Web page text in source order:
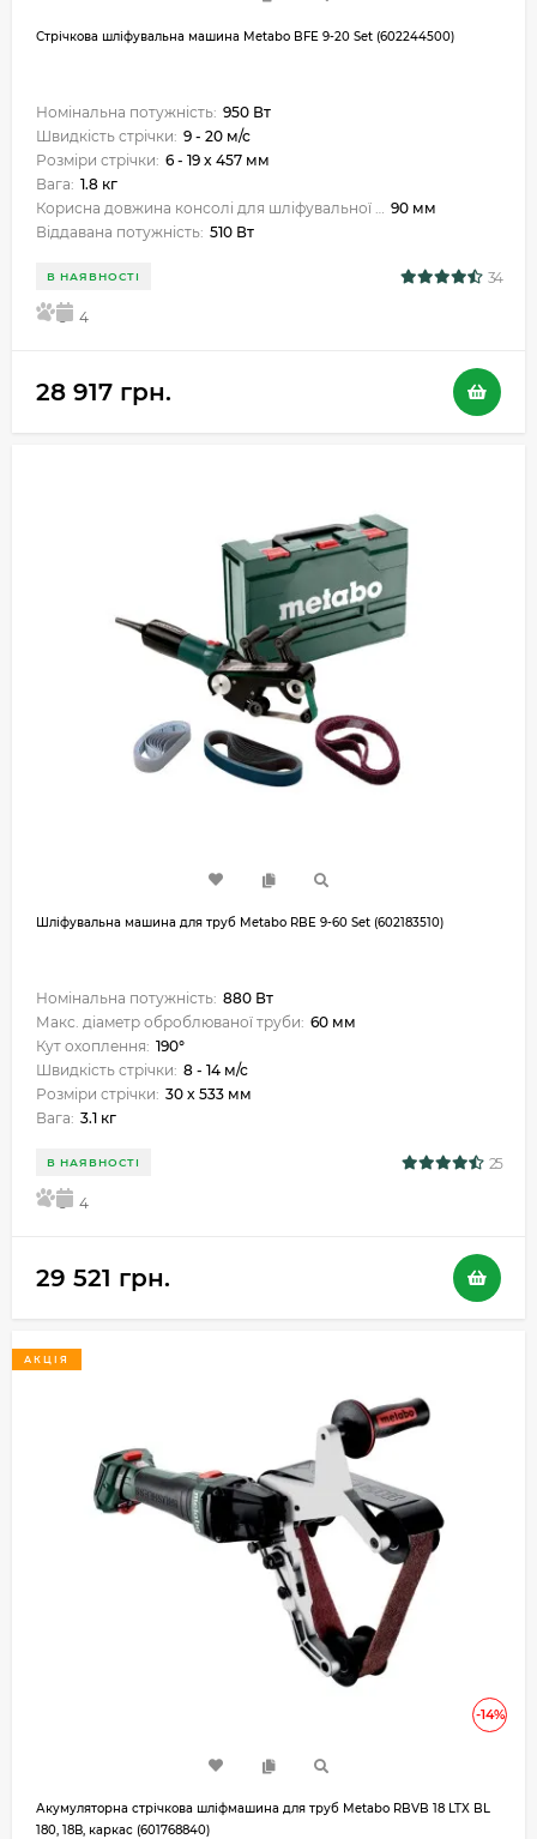
Стрічкова шліфувальна машина Metabo BFE 9-20 Set (602244500)
Номінальна потужність: 950 Вт
Швидкість стрічки: 9 - 20 м/с
Розміри стрічки: 6 - 19 x 457 мм
Вага: 1.8 кг
Корисна довжина консолі для шліфувальної стрічки: 90 мм
Віддавана потужність: 510 Вт
В НАЯВНОСТІ 34
5 4
28 917 грн.
Шліфувальна машина для труб Metabo RBE 9-60 Set (602183510)
Номінальна потужність: 880 Вт
Макс. діаметр оброблюваної труби: 60 мм
Кут охоплення: 190°
Швидкість стрічки: 8 - 14 м/с
Розміри стрічки: 30 x 533 мм
Вага: 3.1 кг
В НАЯВНОСТІ 25
5 4
29 521 грн.
-14%
АКЦІЯ
Акумуляторна стрічкова шліфмашина для труб Metabo RBVB 18 LTX BL
180, 18В, каркас (601768840)